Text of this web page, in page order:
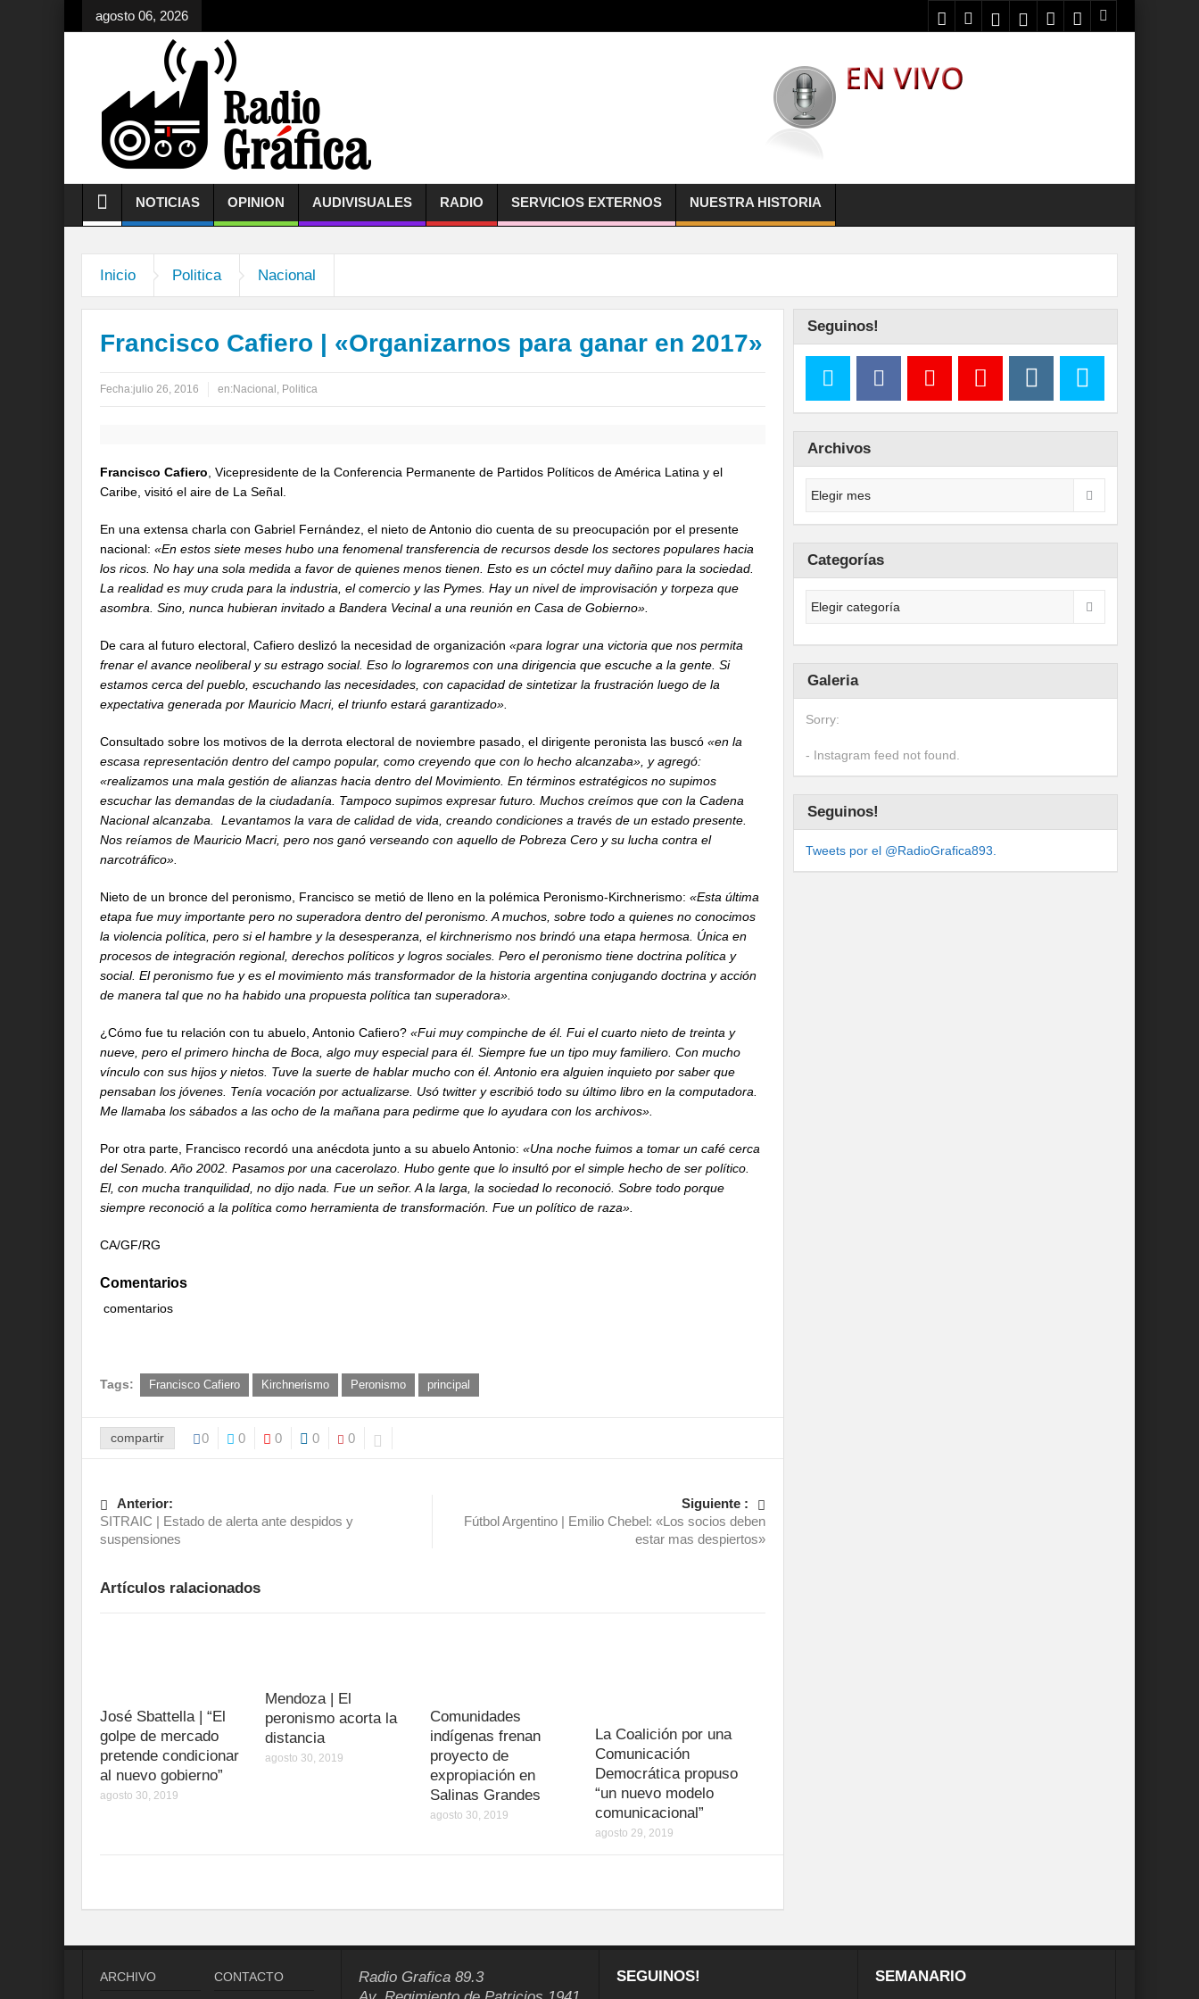
agosto 06, 2026
NOTICIAS OPINION AUDIVISUALES RADIO SERVICIOS EXTERNOS NUESTRA HISTORIA
Inicio Politica Nacional
Francisco Cafiero | «Organizarnos para ganar en 2017»
Fecha:julio 26, 2016 en:Nacional , Politica
Francisco Cafiero , Vicepresidente de la Conferencia Permanente de Partidos Políticos de América Latina y el
Caribe, visitó el aire de La Señal.
En una extensa charla con Gabriel Fernández, el nieto de Antonio dio cuenta de su preocupación por el presente
nacional: «En estos siete meses hubo una fenomenal transferencia de recursos desde los sectores populares hacia
los ricos. No hay una sola medida a favor de quienes menos tienen. Esto es un cóctel muy dañino para la sociedad.
La realidad es muy cruda para la industria, el comercio y las Pymes. Hay un nivel de improvisación y torpeza que
asombra. Sino, nunca hubieran invitado a Bandera Vecinal a una reunión en Casa de Gobierno».
De cara al futuro electoral, Cafiero deslizó la necesidad de organización «para lograr una victoria que nos permita
frenar el avance neoliberal y su estrago social. Eso lo lograremos con una dirigencia que escuche a la gente. Si
estamos cerca del pueblo, escuchando las necesidades, con capacidad de sintetizar la frustración luego de la
expectativa generada por Mauricio Macri, el triunfo estará garantizado».
Consultado sobre los motivos de la derrota electoral de noviembre pasado, el dirigente peronista las buscó «en la
escasa representación dentro del campo popular, como creyendo que con lo hecho alcanzaba», y agregó:
«realizamos una mala gestión de alianzas hacia dentro del Movimiento. En términos estratégicos no supimos
escuchar las demandas de la ciudadanía. Tampoco supimos expresar futuro. Muchos creímos que con la Cadena
Nacional alcanzaba. Levantamos la vara de calidad de vida, creando condiciones a través de un estado presente.
Nos reíamos de Mauricio Macri, pero nos ganó verseando con aquello de Pobreza Cero y su lucha contra el
narcotráfico».
Nieto de un bronce del peronismo, Francisco se metió de lleno en la polémica Peronismo-Kirchnerismo: «Esta última
etapa fue muy importante pero no superadora dentro del peronismo. A muchos, sobre todo a quienes no conocimos
la violencia política, pero si el hambre y la desesperanza, el kirchnerismo nos brindó una etapa hermosa. Única en
procesos de integración regional, derechos políticos y logros sociales. Pero el peronismo tiene doctrina política y
social. El peronismo fue y es el movimiento más transformador de la historia argentina conjugando doctrina y acción
de manera tal que no ha habido una propuesta política tan superadora».
¿Cómo fue tu relación con tu abuelo, Antonio Cafiero? «Fui muy compinche de él. Fui el cuarto nieto de treinta y
nueve, pero el primero hincha de Boca, algo muy especial para él. Siempre fue un tipo muy familiero. Con mucho
vínculo con sus hijos y nietos. Tuve la suerte de hablar mucho con él. Antonio era alguien inquieto por saber que
pensaban los jóvenes. Tenía vocación por actualizarse. Usó twitter y escribió todo su último libro en la computadora.
Me llamaba los sábados a las ocho de la mañana para pedirme que lo ayudara con los archivos».
Por otra parte, Francisco recordó una anécdota junto a su abuelo Antonio: «Una noche fuimos a tomar un café cerca
del Senado. Año 2002. Pasamos por una cacerolazo. Hubo gente que lo insultó por el simple hecho de ser político.
El, con mucha tranquilidad, no dijo nada. Fue un señor. A la larga, la sociedad lo reconoció. Sobre todo porque
siempre reconoció a la política como herramienta de transformación. Fue un político de raza».
CA/GF/RG
Comentarios
comentarios
Tags: Francisco Cafiero Kirchnerismo Peronismo principal
compartir 0 0 0 0 0
Anterior:
SITRAIC | Estado de alerta ante despidos y
suspensiones
Siguiente :
Fútbol Argentino | Emilio Chebel: «Los socios deben
estar mas despiertos»
Artículos ralacionados
José Sbattella | “El
golpe de mercado
pretende condicionar
al nuevo gobierno”
agosto 30, 2019
Mendoza | El
peronismo acorta la
distancia
agosto 30, 2019
Comunidades
indígenas frenan
proyecto de
expropiación en
Salinas Grandes
agosto 30, 2019
La Coalición por una
Comunicación
Democrática propuso
“un nuevo modelo
comunicacional”
agosto 29, 2019
Seguinos!
Archivos
Categorías
Galeria
Sorry:
- Instagram feed not found.
Seguinos!
Tweets por el @RadioGrafica893.
ARCHIVO CONTACTO
Radio Grafica 89.3
SEGUINOS! SEMANARIO